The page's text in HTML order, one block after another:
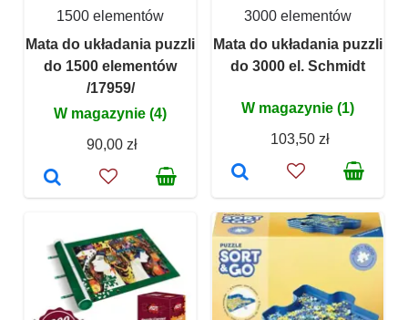
1500 elementów
Mata do układania puzzli
do 1500 elementów
/17959/
W magazynie (4)
90,00 zł
3000 elementów
Mata do układania puzzli
do 3000 el. Schmidt
W magazynie (1)
103,50 zł